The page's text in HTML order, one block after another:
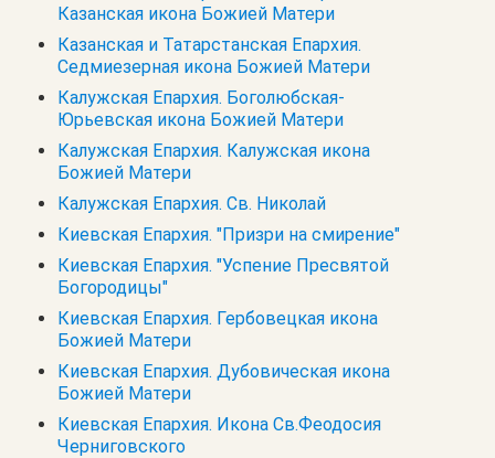
Казанская икона Божией Матери
Казанская и Татарстанская Епархия.
Седмиезерная икона Божией Матери
Калужская Епархия. Боголюбская-
Юрьевская икона Божией Матери
Калужская Епархия. Калужская икона
Божией Матери
Калужская Епархия. Св. Николай
Киевская Епархия. "Призри на смирение"
Киевская Епархия. "Успение Пресвятой
Богородицы"
Киевская Епархия. Гербовецкая икона
Божией Матери
Киевская Епархия. Дубовическая икона
Божией Матери
Киевская Епархия. Икона Св.Феодосия
Черниговского